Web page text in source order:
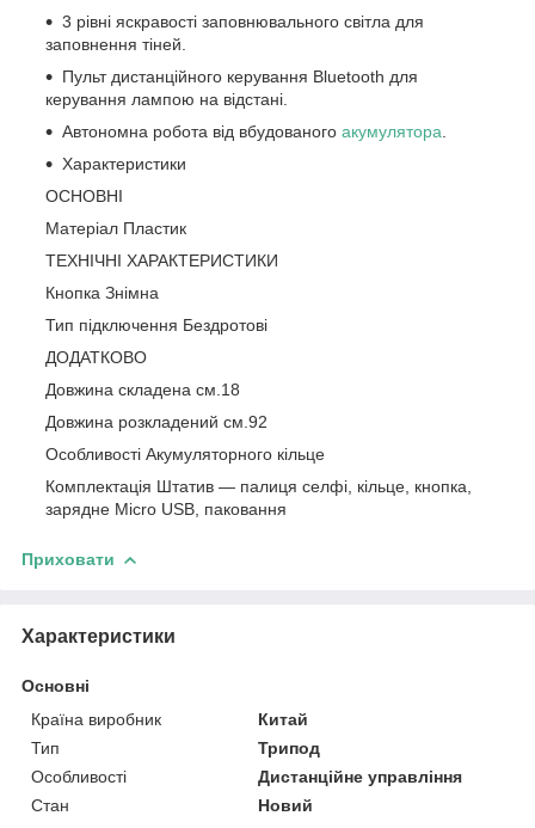
3 рівні яскравості заповнювального світла для
заповнення тіней.
Пульт дистанційного керування Bluetooth для
керування лампою на відстані.
Автономна робота від вбудованого акумулятора
Характеристики
ОСНОВНІ
Матеріал Пластик
ТЕХНІЧНІ ХАРАКТЕРИСТИКИ
Кнопка Знімна
Тип підключення Бездротові
ДОДАТКОВО
Довжина складена см.18
Довжина розкладений см.92
Особливості Акумуляторного кільце
Комплектація Штатив — палиця селфі, кільце, кнопка,
зарядне Micro USB, паковання
Приховати
Характеристики
Основні
Країна виробник
Китай
Тип
Трипод
Особливості
Дистанційне управління
Стан
Новий